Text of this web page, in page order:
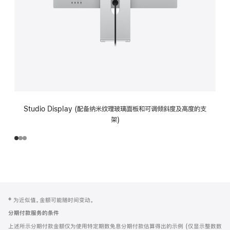
Studio Display (配备纳米纹理玻璃面板和可调倾斜度及高度的支
架)
页
页
注
‡ 为近似值。金额可能随时间变动。
分期付款服务的条件
上述所示分期付款金额仅为使用特定期数免息分期付款估算得出的示例 (仅显示整数数